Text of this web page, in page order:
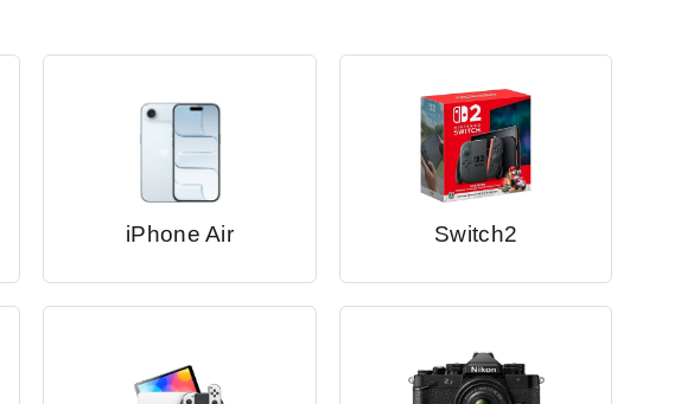
iPhone Air Switch2